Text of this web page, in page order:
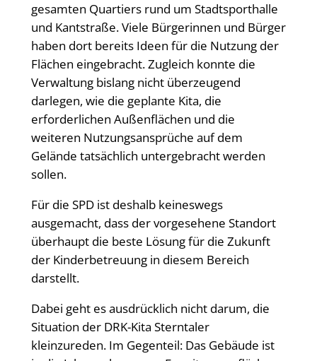
gesamten Quartiers rund um Stadtsporthalle
und Kantstraße. Viele Bürgerinnen und Bürger
haben dort bereits Ideen für die Nutzung der
Flächen eingebracht. Zugleich konnte die
Verwaltung bislang nicht überzeugend
darlegen, wie die geplante Kita, die
erforderlichen Außenflächen und die
weiteren Nutzungsansprüche auf dem
Gelände tatsächlich untergebracht werden
sollen.
Für die SPD ist deshalb keineswegs
ausgemacht, dass der vorgesehene Standort
überhaupt die beste Lösung für die Zukunft
der Kinderbetreuung in diesem Bereich
darstellt.
Dabei geht es ausdrücklich nicht darum, die
Situation der DRK-Kita Sterntaler
kleinzureden. Im Gegenteil: Das Gebäude ist